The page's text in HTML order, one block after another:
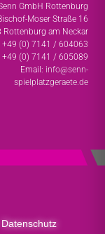
GmbH Rottenburg
Moser Straße 16
Rottenburg am Neckar
+49 (0) 7141 / 604063
+49 (0) 7141 / 605089
Email: info@senn-
spielplatzgeraete.de
Datenschutz